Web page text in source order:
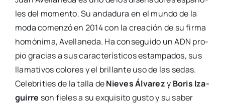
les del momen­to. Su anda­du­ra en el mun­do de la
moda comen­zó en 2014 con la crea­ción de su fir­ma
homó­ni­ma, Ave­lla­ne­da. Ha con­se­gui­do un ADN pro­
pio gra­cias a sus carac­te­rís­ti­cos estam­pa­dos, sus
lla­ma­ti­vos colo­res y el bri­llan­te uso de las sedas.
Cele­bri­ties de la talla deNie­ves Álva­rezy Boris Iza­
gui­rre son fie­les a su exqui­si­to gus­to y su saber